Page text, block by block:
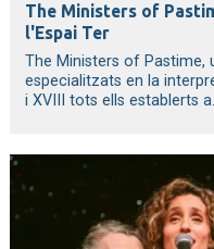
The Ministers of
l'Espai Ter
The Ministers of Pastime,
especialitzats en la
i XVIII tots ells establerts